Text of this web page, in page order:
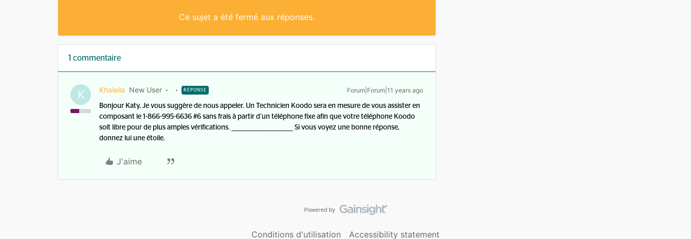
Ce sujet a été fermé aux réponses.
1 commentaire
K Khaleila New User RÉPONSE Forum|Forum|11 years ago
Bonjour Katy, Je vous suggère de nous appeler. Un Technicien Koodo sera en mesure de vous assister en
composant le 1-866-995-6636 #6 sans frais à partir d’un téléphone fixe afin que votre téléphone Koodo
soit libre pour de plus amples vérifications. ________________________ Si vous voyez une bonne réponse,
donnez lui une étoile.
J'aime
Conditions d'utilisation Accessibility statement